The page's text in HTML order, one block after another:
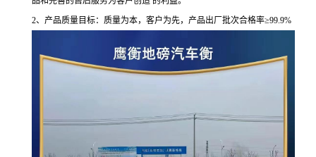
2、产品质量目标：质量为本，客户为先，产品出厂批次合格率≥99.9%